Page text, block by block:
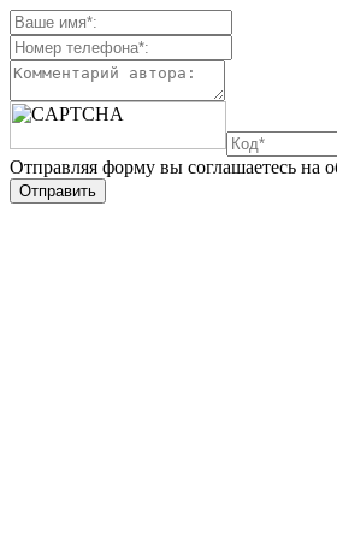
Отправляя форму вы соглашаетесь на